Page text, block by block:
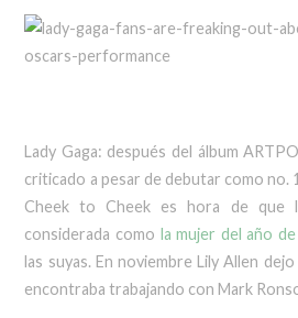
Lady Gaga: después del álbum
criticado a pesar de debutar como no.
Cheek to Cheek es hora de que
considerada como la mujer del año
las suyas. En noviembre Lily Allen
encontraba trabajando con Mark